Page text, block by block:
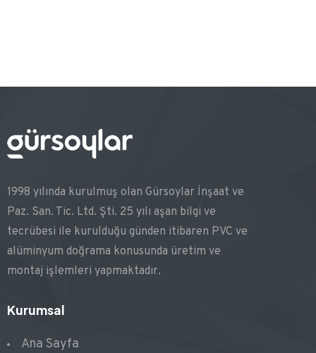
1998 yılında kurulmuş olan Gürsoylar İnşaat ve
Paz. San. Tic. Ltd. Şti. 25 yılı aşan bilgi ve
tecrübesi ile kurulduğu günden itibaren PVC ve
alüminyum doğrama konusunda üretim ve
montaj işlemleri yapmaktadır.
Kurumsal
Ana Sayfa